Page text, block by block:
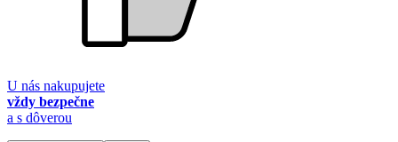
U nás nakupujete
vždy bezpečne
a s dôverou